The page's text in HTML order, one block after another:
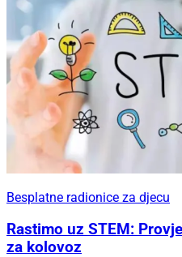
Besplatne radionice za djecu
Rastimo uz STEM:
za kolovoz